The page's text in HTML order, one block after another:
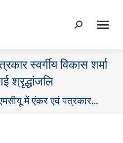
Search:
स्वर्गीय विकास शर्मा
श्रृद्धांजलि
में एंकर एवं पत्रकार…